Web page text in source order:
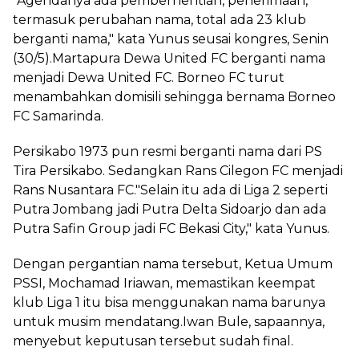
termasuk perubahan nama, total ada 23 klub
berganti nama," kata Yunus seusai kongres, Senin
(30/5).Martapura Dewa United FC berganti nama
menjadi Dewa United FC. Borneo FC turut
menambahkan domisili sehingga bernama Borneo
FC Samarinda.
Persikabo 1973 pun resmi berganti nama dari PS
Tira Persikabo. Sedangkan Rans Cilegon FC menjadi
Rans Nusantara FC."Selain itu ada di Liga 2 seperti
Putra Jombang jadi Putra Delta Sidoarjo dan ada
Putra Safin Group jadi FC Bekasi City," kata Yunus.
Dengan pergantian nama tersebut, Ketua Umum
PSSI, Mochamad Iriawan, memastikan keempat
klub Liga 1 itu bisa menggunakan nama barunya
untuk musim mendatang.Iwan Bule, sapaannya,
menyebut keputusan tersebut sudah final.